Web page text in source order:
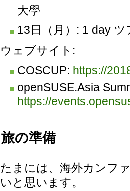
大學
13日（月）: 1 day ツ
ウェブサイト:
COSCUP: https://
openSUSE.Asia
https://
旅の準備
たまには、海外カンフ
いと思います。